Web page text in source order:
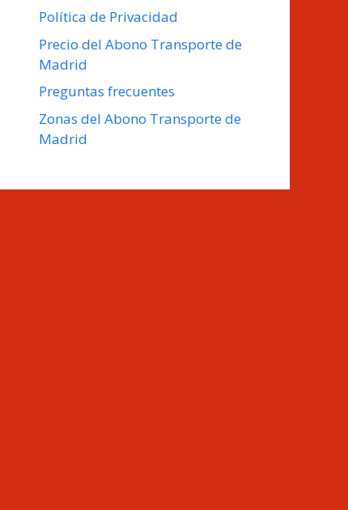
Política de Privacidad
Precio del Abono Transporte de
Madrid
Preguntas frecuentes
Zonas del Abono Transporte de
Madrid